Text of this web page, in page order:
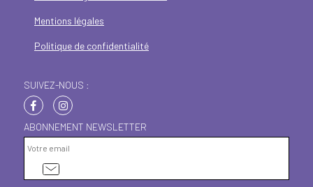
Mentions légales
Politique de confidentialité
SUIVEZ-NOUS :
ABONNEMENT NEWSLETTER